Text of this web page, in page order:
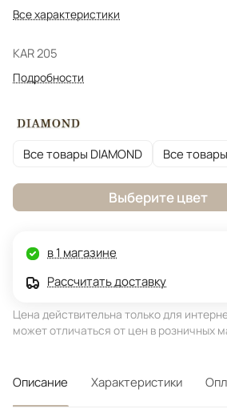
Все характеристики
KAR 205
Подробности
Все товары DIAMOND Все
Выберите цвет
в 1 магазине
Рассчитать доставку
Цена действительна только для
может отличаться от цен в розничных
Описание Характеристики